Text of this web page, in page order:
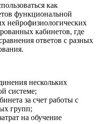
как
функциональной
нейрофизиологических
кабинетов, где
ответов с разных
нескольких
системе;
за счет работы с
групп;
на обучение